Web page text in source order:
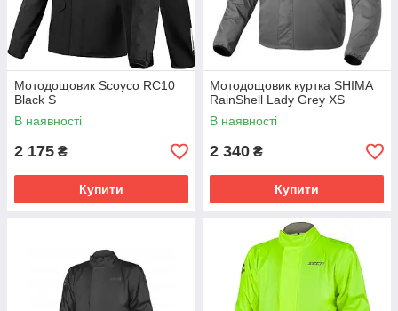
Мотодощовик Scoyco RC10
Black S
В наявності
2 175 ₴
Купити
Мотодощовик куртка SHIMA
RainShell Lady Grey XS
В наявності
2 340 ₴
Купити